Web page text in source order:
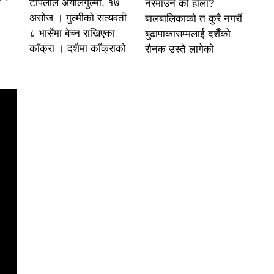
टोपलाल अर्यालगुल्मी, १७
असोज । गुल्मीको सत्यवती
८ भार्सेमा बेच्न राखिएका
काँक्रा । दशैमा काँक्राको
नरमाउने को होला?
बालबालिकाको त कुरै नगरौं
बुढापाकासम्मलाई दशैँको
रौनक उस्तै लागेको